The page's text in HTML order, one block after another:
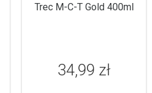
Trec M-C-T Gold 400ml
34,99 zł